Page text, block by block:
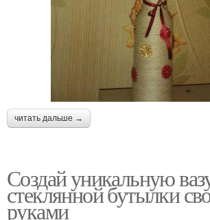
читать дальше →
Создай уникальную
стеклянной бутылки
руками